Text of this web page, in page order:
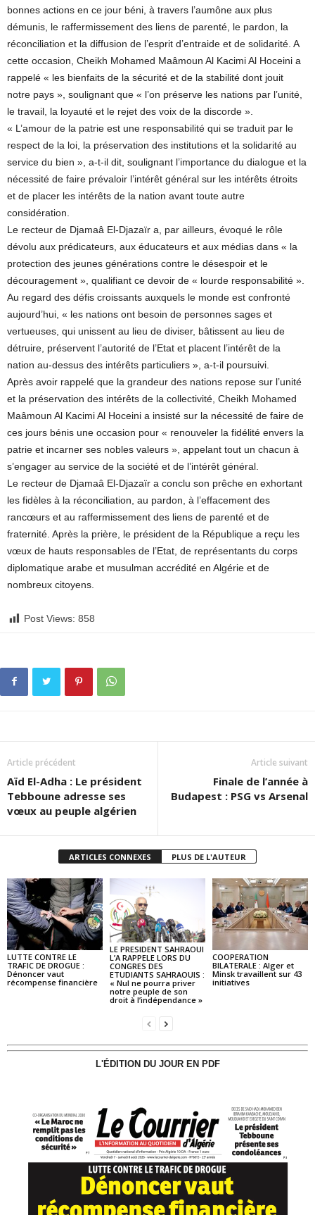
bonnes actions en ce jour béni, à travers l’aumône aux plus
démunis, le raffermissement des liens de parenté, le pardon, la
réconciliation et la diffusion de l’esprit d’entraide et de solidarité. A
cette occasion, Cheikh Mohamed Maâmoun Al Kacimi Al Hoceini a
rappelé « les bienfaits de la sécurité et de la stabilité dont jouit
notre pays », soulignant que « l’on préserve les nations par l’unité,
le travail, la loyauté et le rejet des voix de la discorde ».
« L’amour de la patrie est une responsabilité qui se traduit par le
respect de la loi, la préservation des institutions et la solidarité au
service du bien », a-t-il dit, soulignant l’importance du dialogue et la
nécessité de faire prévaloir l’intérêt général sur les intérêts étroits
et de placer les intérêts de la nation avant toute autre
considération.
Le recteur de Djamaâ El-Djazaïr a, par ailleurs, évoqué le rôle
dévolu aux prédicateurs, aux éducateurs et aux médias dans « la
protection des jeunes générations contre le désespoir et le
découragement », qualifiant ce devoir de « lourde responsabilité ».
Au regard des défis croissants auxquels le monde est confronté
aujourd’hui, « les nations ont besoin de personnes sages et
vertueuses, qui unissent au lieu de diviser, bâtissent au lieu de
détruire, préservent l’autorité de l’Etat et placent l’intérêt de la
nation au-dessus des intérêts particuliers », a-t-il poursuivi.
Après avoir rappelé que la grandeur des nations repose sur l’unité
et la préservation des intérêts de la collectivité, Cheikh Mohamed
Maâmoun Al Kacimi Al Hoceini a insisté sur la nécessité de faire de
ces jours bénis une occasion pour « renouveler la fidélité envers la
patrie et incarner ses nobles valeurs », appelant tout un chacun à
s’engager au service de la société et de l’intérêt général.
Le recteur de Djamaâ El-Djazaïr a conclu son prêche en exhortant
les fidèles à la réconciliation, au pardon, à l’effacement des
rancœurs et au raffermissement des liens de parenté et de
fraternité. Après la prière, le président de la République a reçu les
vœux de hauts responsables de l’Etat, de représentants du corps
diplomatique arabe et musulman accrédité en Algérie et de
nombreux citoyens.
Post Views: 858
Article précédent
Aïd El-Adha : Le président
Tebboune adresse ses
vœux au peuple algérien
Article suivant
Finale de l’année à
Budapest : PSG vs Arsenal
ARTICLES CONNEXES PLUS DE L'AUTEUR
LUTTE CONTRE LE
TRAFIC DE DROGUE :
Dénoncer vaut
récompense financière
LE PRESIDENT SAHRAOUI
L’A RAPPELE LORS DU
CONGRES DES
ETUDIANTS SAHRAOUIS :
« Nul ne pourra priver
notre peuple de son
droit à l’indépendance »
COOPERATION
BILATERALE : Alger et
Minsk travaillent sur 43
initiatives
L'ÉDITION DU JOUR EN PDF